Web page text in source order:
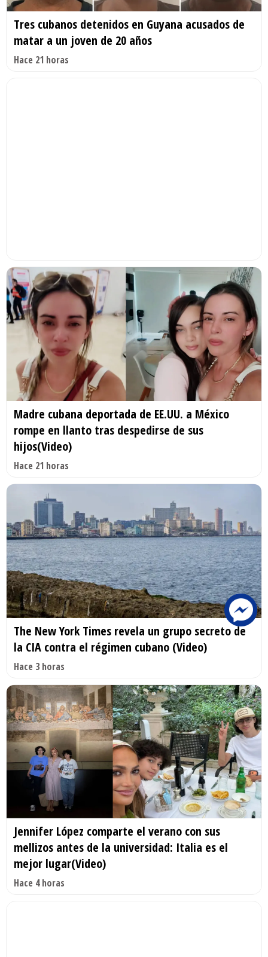
Tres cubanos detenidos en Guyana acusados de
matar a un joven de 20 años
Hace 21 horas
Madre cubana deportada de EE.UU. a México
rompe en llanto tras despedirse de sus
hijos(Video)
Hace 21 horas
The New York Times revela un grupo secreto de
la CIA contra el régimen cubano (Video)
Hace 3 horas
Jennifer López comparte el verano con sus
mellizos antes de la universidad: Italia es el
mejor lugar(Video)
Hace 4 horas